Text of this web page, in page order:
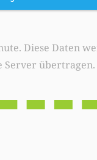
Server übertragen.